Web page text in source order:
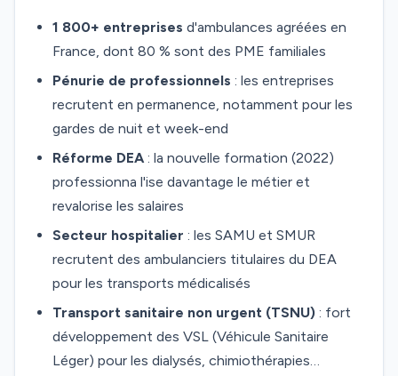
1 800+ entreprises d'ambulances agréées en
France, dont 80 % sont des PME familiales
Pénurie de professionnels : les entreprises
recrutent en permanence, notamment pour les
gardes de nuit et week-end
Réforme DEA : la nouvelle formation (2022)
professionna l'ise davantage le métier et
revalorise les salaires
Secteur hospitalier : les SAMU et SMUR
recrutent des ambulanciers titulaires du DEA
pour les transports médicalisés
Transport sanitaire non urgent (TSNU) : fort
développement des VSL (Véhicule Sanitaire
Léger) pour les dialysés, chimiothérapies…